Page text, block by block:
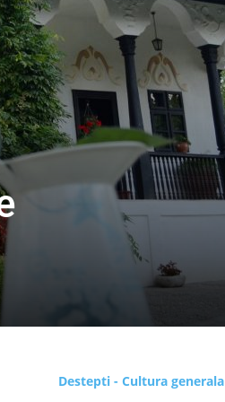
Destepti - Cultura generala